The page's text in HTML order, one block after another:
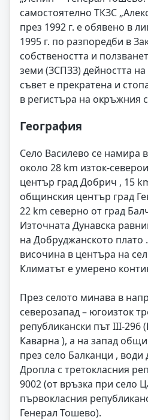
самостоятелно ТКЗС
през 1992 г. е обявено в
1995 г. по разпоредби в
собствеността и
земи (ЗСПЗЗ) дейността
съвет е прекратена и
в регистъра на окръжния
География
Село Василево се
около 28 km изток-
център град Добрич , 15
общинския център град
22 km северно от град
Източната Дунавска
на Добруджанското плато
височина в центъра на
Климатът е умерено
През селото минава в
северозапад – югоизток
републикански път III-296
Каварна ), а на запад
през село Балканци , води
Дропла с третокласния
9002 (от връзка при село
първокласния
Генерал Тошево).